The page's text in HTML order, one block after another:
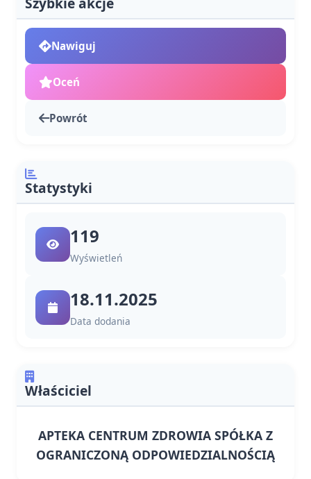
Nawiguj
Oceń
Powrót
Statystyki
119
Wyświetleń
18.11.2025
Data dodania
Właściciel
APTEKA CENTRUM ZDROWIA SPÓŁKA Z
OGRANICZONĄ ODPOWIEDZIALNOŚCIĄ